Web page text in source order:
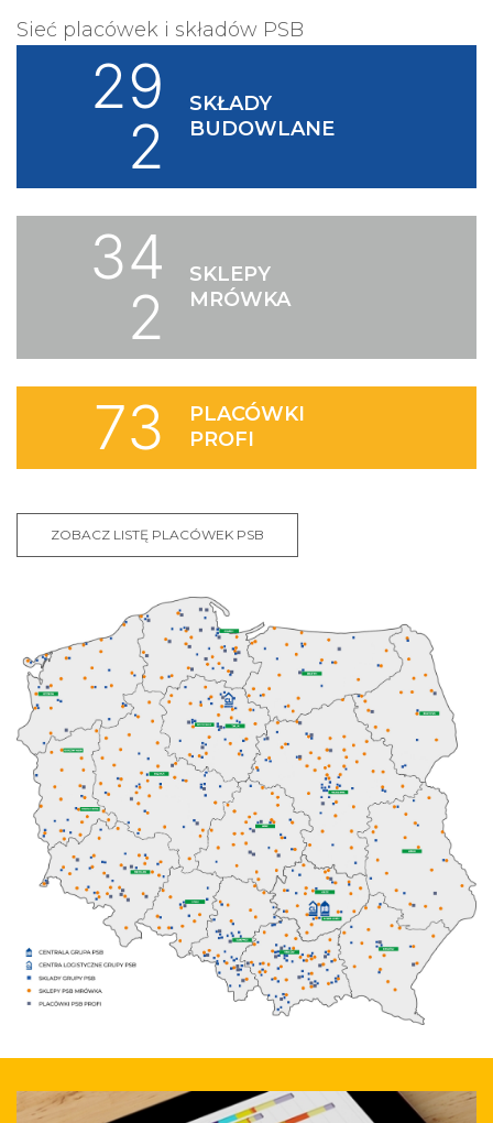
Sieć placówek i składów PSB
29
2
SKŁADY
BUDOWLANE
34
2
SKLEPY
MRÓWKA
73
PLACÓWKI
PROFI
ZOBACZ LISTĘ PLACÓWEK PSB